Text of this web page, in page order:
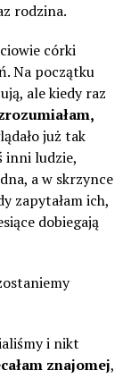
rodzina.
córki
Na początku
ale kiedy raz
już tak
inni ludzie,
a w skrzynce
zapytałam ich,
dobiegają
i nikt
znajomej,